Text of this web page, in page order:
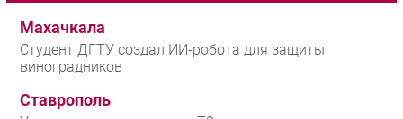
Махачкала
Студент ДГТУ создал ИИ-робота для защиты
виноградников
Ставрополь